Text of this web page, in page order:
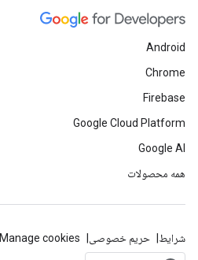
Android
Chrome
Firebase
Google Cloud Platform
Google AI
همه محصولات
شرایط حریم خصوصی Manage cookies